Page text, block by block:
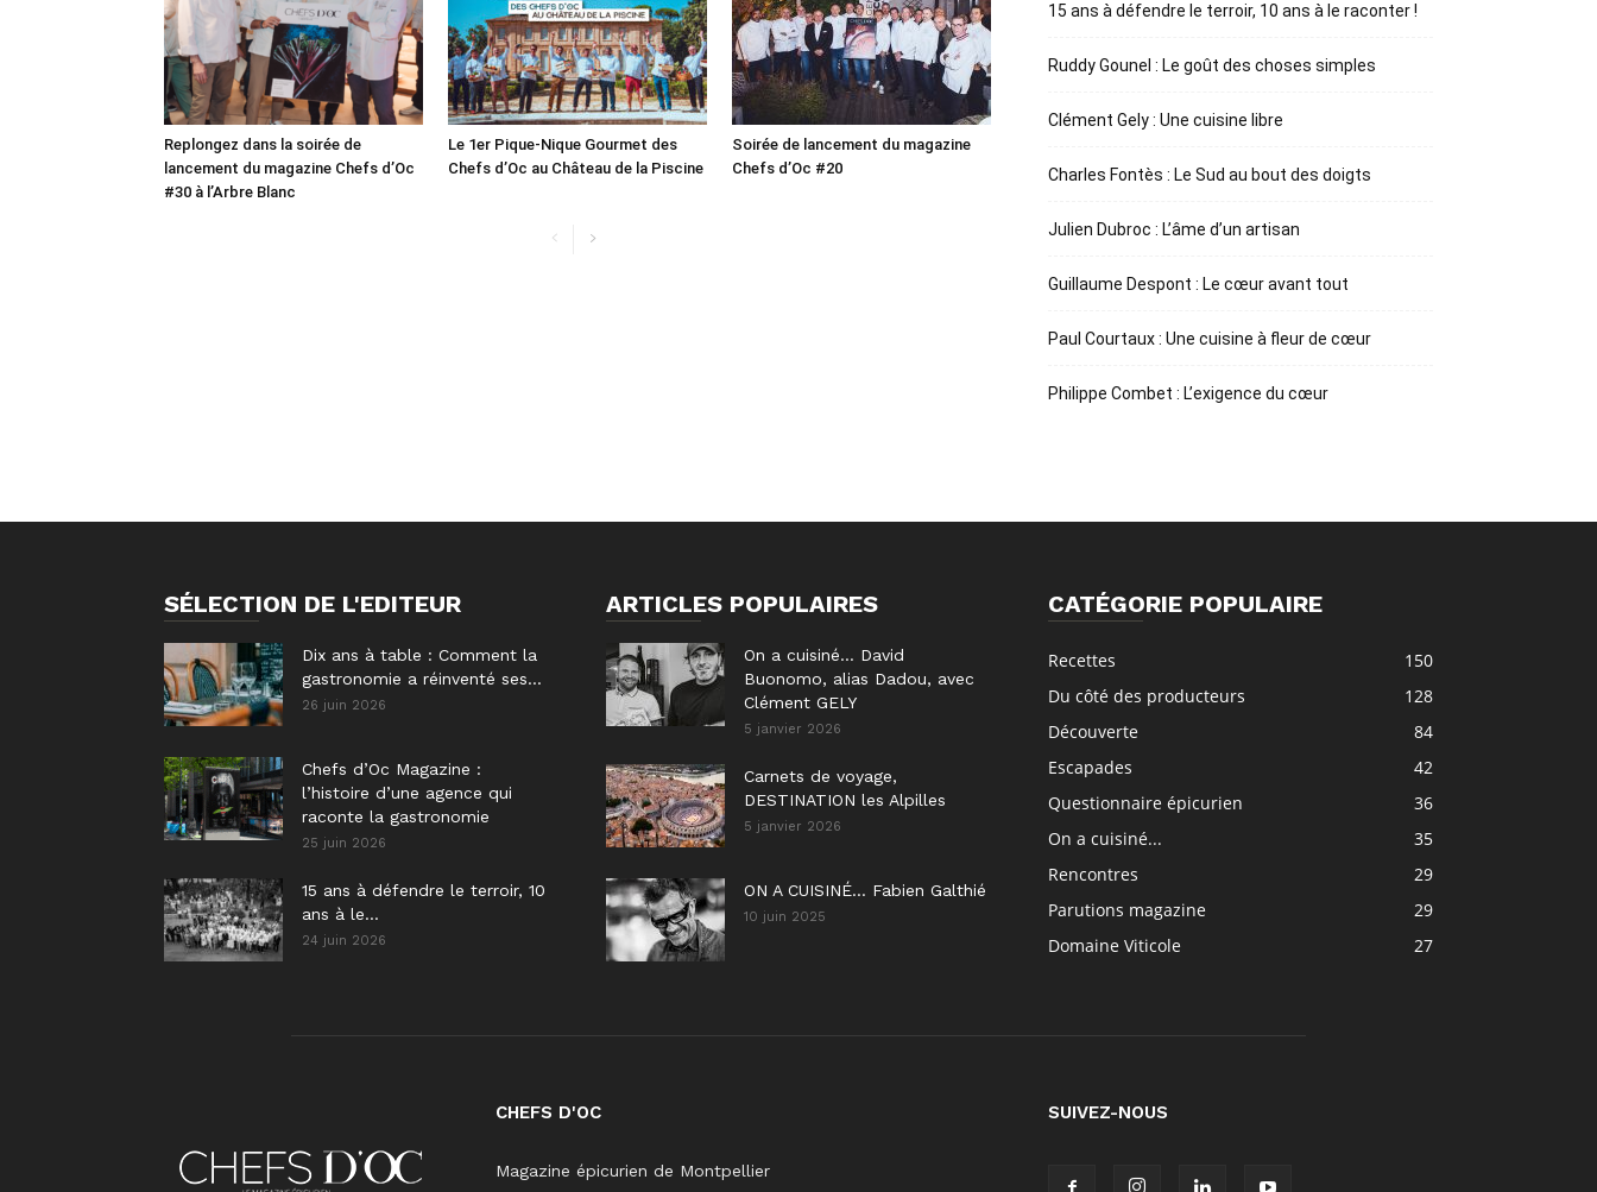
Replongez dans la soirée de
lancement du magazine Chefs d’Oc
#30 à l’Arbre Blanc
Le 1er Pique-Nique Gourmet des
Chefs d’Oc au Château de la Piscine
Soirée de lancement du magazine
Chefs d’Oc #20
15 ans à défendre le terroir, 10 ans à le raconter !
Ruddy Gounel : Le goût des choses simples
Clément Gely : Une cuisine libre
Charles Fontès : Le Sud au bout des doigts
Julien Dubroc : L’âme d’un artisan
Guillaume Despont : Le cœur avant tout
Paul Courtaux : Une cuisine à fleur de cœur
Philippe Combet : L’exigence du cœur
SÉLECTION DE L'EDITEUR
Dix ans à table : Comment la
gastronomie a réinventé ses...
26 juin 2026
Chefs d’Oc Magazine :
l’histoire d’une agence qui
raconte la gastronomie
25 juin 2026
15 ans à défendre le terroir, 10
ans à le...
24 juin 2026
ARTICLES POPULAIRES
On a cuisiné… David
Buonomo, alias Dadou, avec
Clément GELY
5 janvier 2026
Carnets de voyage,
DESTINATION les Alpilles
5 janvier 2026
ON A CUISINÉ… Fabien Galthié
10 juin 2025
CATÉGORIE POPULAIRE
Recettes
150
Du côté des producteurs
128
Découverte
84
Escapades
42
Questionnaire épicurien
36
On a cuisiné...
35
Rencontres
29
Parutions magazine
29
Domaine Viticole
27
CHEFS D'OC
Magazine épicurien de Montpellier
SUIVEZ-NOUS